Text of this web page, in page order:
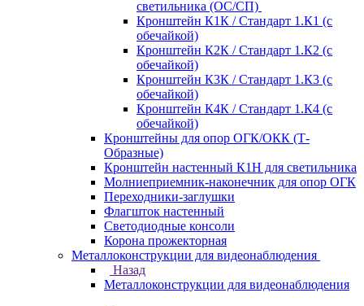
светильника (ОС/СП)
Кронштейн К1К / Стандарт 1.К1 (с
обечайкой)
Кронштейн К2К / Стандарт 1.К2 (с
обечайкой)
Кронштейн К3К / Стандарт 1.К3 (с
обечайкой)
Кронштейн К4К / Стандарт 1.К4 (с
обечайкой)
Кронштейны для опор ОГК/ОКК (Т-
Образные)
Кронштейн настенный К1Н для светильника
Молниеприемник-наконечник для опор ОГК
Переходники-заглушки
Флагшток настенный
Светодиодные консоли
Корона прожекторная
Металлоконструкции для видеонаблюдения
Назад
Металлоконструкции для видеонаблюдения